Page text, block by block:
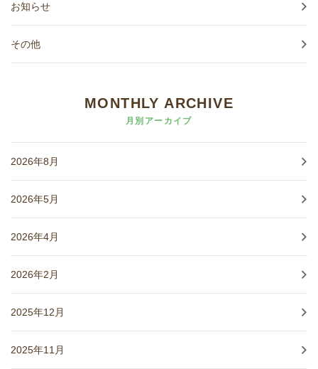
お知らせ
その他
MONTHLY ARCHIVE
月別アーカイブ
2026年8月
2026年5月
2026年4月
2026年2月
2025年12月
2025年11月